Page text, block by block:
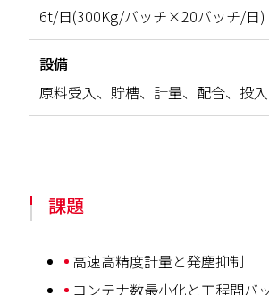
6t/日(300Kg/バッチ×20バッチ/日)
設備
原料受入、貯槽、計量、配合、投
課題
高速高精度計量と発塵抑制
コンテナ数最小化と工程間バ